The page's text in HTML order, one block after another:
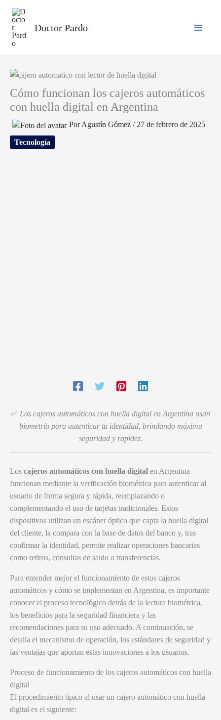
contenido
Doctor Pardo
Cómo funcionan los cajeros automáticos
con huella digital en Argentina
PorAgustín Gómez / 27 de febrero de 2025
Tecnología
✅ Los cajeros automáticos con huella digital en Argentina usan
biometría para autenticar tu identidad, brindando máxima
seguridad y rapidez.
Los cajeros automáticos con huella digital en Argentina
funcionan mediante la verificación biométrica para autenticar al
usuario de forma segura y rápida, reemplazando o
complementando el uso de tarjetas tradicionales. Estos
dispositivos utilizan un escáner óptico que capta la huella digital
del cliente, la compara con la base de datos del banco y, tras
confirmar la identidad, permite realizar operaciones bancarias
como retiros, consultas de saldo o transferencias.
Para entender mejor el funcionamiento de estos cajeros
automáticos y cómo se implementan en Argentina, es importante
conocer el proceso tecnológico detrás de la lectura biométrica,
los beneficios para la seguridad financiera y las
recomendaciones para su uso adecuado. A continuación, se
detalla el mecanismo de operación, los estándares de seguridad y
las ventajas que aportan estas innovaciones a los usuarios.
Proceso de funcionamiento de los cajeros automáticos con huella
digital
El procedimiento típico al usar un cajero automático con huella
digital es el siguiente: